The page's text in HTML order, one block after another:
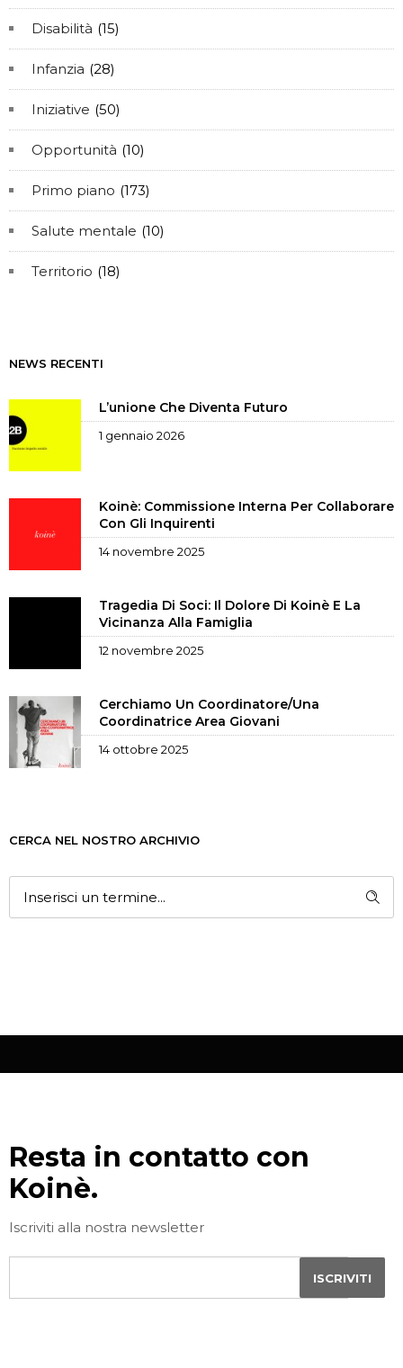
Disabilità (15)
Infanzia (28)
Iniziative (50)
Opportunità (10)
Primo piano (173)
Salute mentale (10)
Territorio (18)
NEWS RECENTI
L’unione Che Diventa Futuro
1 gennaio 2026
Koinè: Commissione Interna Per Collaborare
Con Gli Inquirenti
14 novembre 2025
Tragedia Di Soci: Il Dolore Di Koinè E La
Vicinanza Alla Famiglia
12 novembre 2025
Cerchiamo Un Coordinatore/una
Coordinatrice Area Giovani
14 ottobre 2025
CERCA NEL NOSTRO ARCHIVIO
Resta in contatto con
Koinè.
Iscriviti alla nostra newsletter